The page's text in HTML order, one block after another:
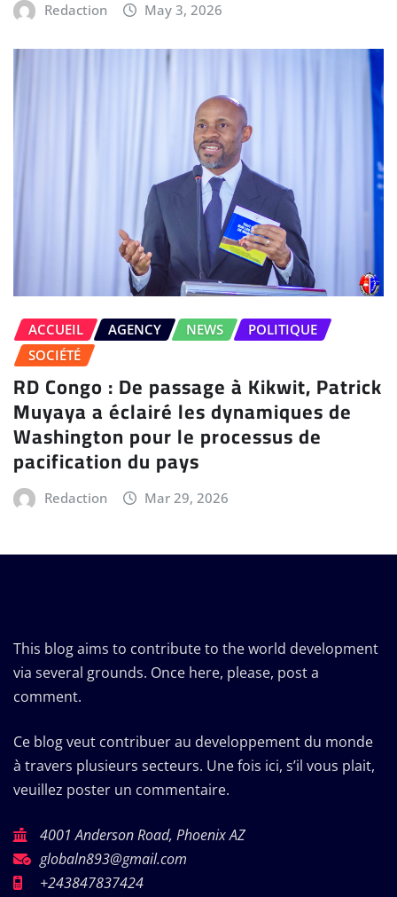
Redaction May 3, 2026
ACCUEIL AGENCY NEWS
POLITIQUE
SOCIÉTÉ
RD Congo : De passage à Kikwit, Patrick
Muyaya a éclairé les dynamiques de
Washington pour le processus de
pacification du pays
Redaction Mar 29, 2026
This blog aims to contribute to the world development
via several grounds. Once here, please, post a
comment.
Ce blog veut contribuer au developpement du monde
à travers plusieurs secteurs. Une fois ici, s’il vous plait,
veuillez poster un commentaire.
4001 Anderson Road, Phoenix AZ
globaln893@gmail.com
+243847837424